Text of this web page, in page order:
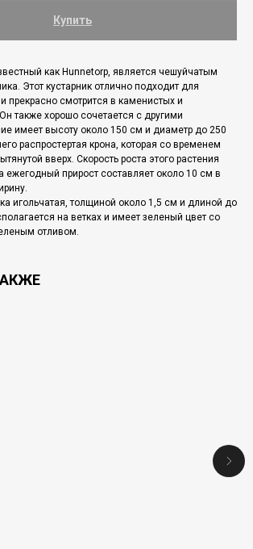
Купить
как Hunnetorp, является чешуйчатым
Этот кустарник отлично подходит для
прекрасно смотрится в каменистых и
также хорошо сочетается с другими
имеет высоту около 150 см и диаметр до 250
распростертая крона, которая со временем
вверх. Скорость роста этого растения
ежегодный прирост составляет около 10 см в
игольчатая, толщиной около 1,5 см и длиной до
на ветках и имеет зеленый цвет со
отливом.